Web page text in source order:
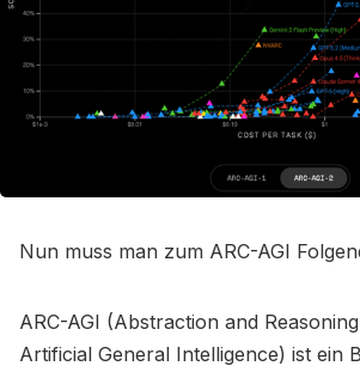
Nun muss man zum ARC-AGI
ARC-AGI (Abstraction and
Artificial General Intelligence) ist ein